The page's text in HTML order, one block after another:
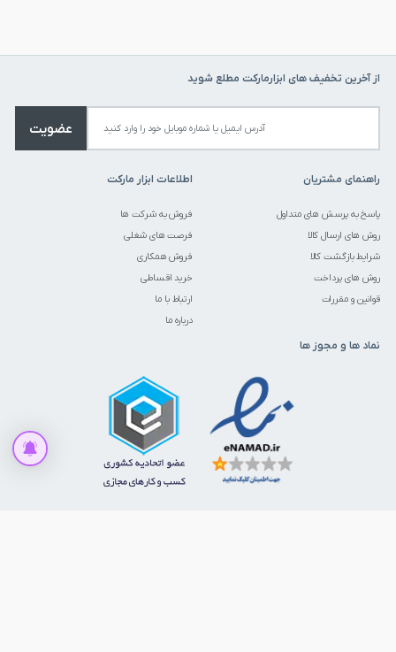
از آخرین تخفیف های ابزارمارکت مطلع شوید
عضویت
راهنمای مشتریان
پاسخ به پرسش های متداول
روش های ارسال کالا
شرایط بازگشت کالا
روش های پرداخت
قوانین و مقررات
اطلاعات ابزار مارکت
فروش به شرکت ها
فرصت های شغلی
فروش همکاری
خرید اقساطی
ارتباط با ما
درباره ما
نماد ها و مجوز ها
افزودن به سبد خرید